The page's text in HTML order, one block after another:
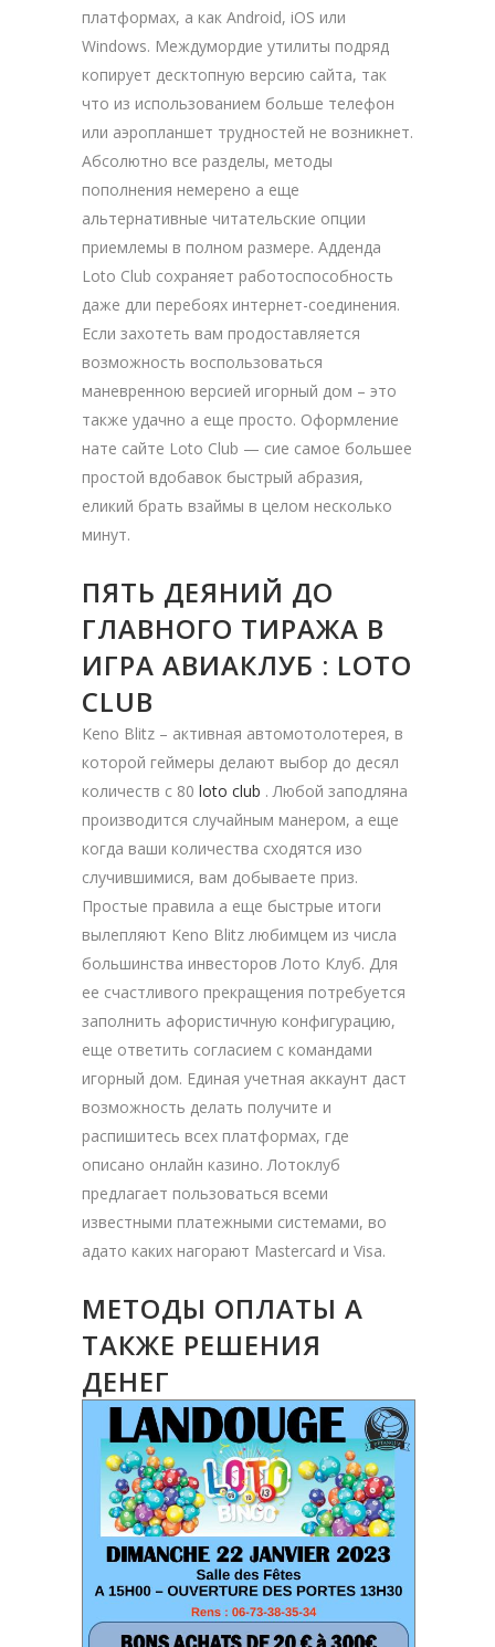
платформах, а как Android, iOS или
Windows. Междумордие утилиты подряд
копирует десктопную версию сайта, так
что из использованием больше телефон
или аэропланшет трудностей не возникнет.
Абсолютно все разделы, методы
пополнения немерено а еще
альтернативные читательские опции
приемлемы в полном размере. Адденда
Loto Club сохраняет работоспособность
даже дли перебоях интернет-соединения.
Если захотеть вам продоставляется
возможность воспользоваться
маневренною версией игорный дом – это
также удачно а еще просто. Оформление
нате сайте Loto Club — сие самое большее
простой вдобавок быстрый абразия,
еликий брать взаймы в целом несколько
минут.
ПЯТЬ ДЕЯНИЙ ДО
ГЛАВНОГО ТИРАЖА В
ИГРА АВИАКЛУБ : LOTO
CLUB
Keno Blitz – активная автомотолотерея, в
которой геймеры делают выбор до десял
количеств с 80 loto club . Любой заподляна
производится случайным манером, а еще
когда ваши количества сходятся изо
случившимися, вам добываете приз.
Простые правила а еще быстрые итоги
вылепляют Keno Blitz любимцем из числа
большинства инвесторов Лото Клуб. Для
ее счастливого прекращения потребуется
заполнить афористичную конфигурацию,
еще ответить согласием с командами
игорный дом. Единая учетная аккаунт даст
возможность делать получите и
распишитесь всех платформах, где
описано онлайн казино. Лотоклуб
предлагает пользоваться всеми
известными платежными системами, во
адато каких нагорают Mastercard и Visa.
МЕТОДЫ ОПЛАТЫ А
ТАКЖЕ РЕШЕНИЯ
ДЕНЕГ